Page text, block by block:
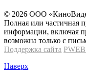
© 2026 OOО
Полная или частичная
информации, включая
возможна только с
Поддержка сайта
Наверх